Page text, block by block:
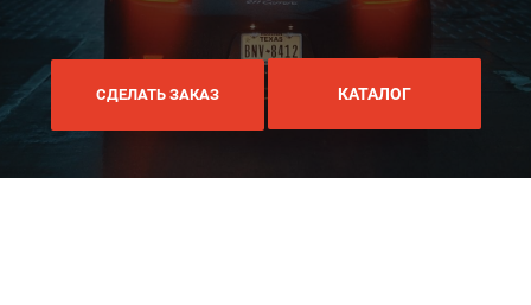
СДЕЛАТЬ ЗАКАЗ КАТАЛОГ